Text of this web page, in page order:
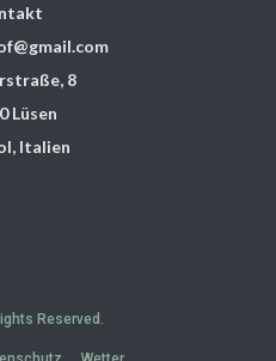
8
Lüsen
Italien
Reserved.